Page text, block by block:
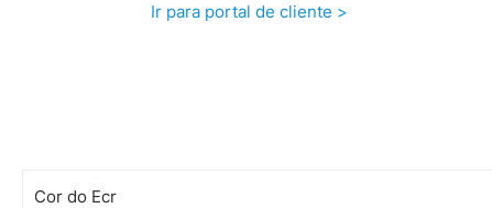
Ir para portal de cliente >
Cor do Ecr